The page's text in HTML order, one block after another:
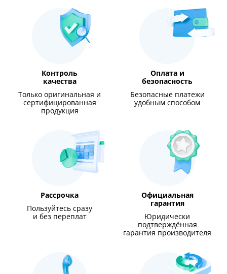
Контроль
качества
Только оригинальная и
сертифицированная
продукция
Оплата и
безопасность
Безопасные платежи
удобным способом
Рассрочка
Пользуйтесь сразу
и без переплат
Официальная
гарантия
Юридически
подтверждённая
гарантия производителя